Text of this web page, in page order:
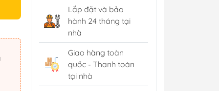
Lắp đặt và bảo
hành 24 tháng tại
nhà
Giao hàng toàn
quốc - Thanh toán
tại nhà